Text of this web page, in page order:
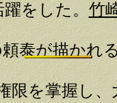
をした。竹
泰が描かれ
限を掌握し